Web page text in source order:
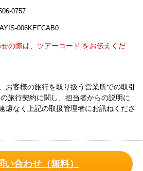
0757
006KEFCAB0
の際は、ツアーコード をお伝えくだ
お客様の旅行を取り扱う営業所での取引
旅行契約に関し、担当者からの説明に
慮なく上記の取扱管理者にお訊ねくださ
い合わせ（無料）